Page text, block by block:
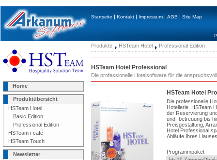
Startseite|Kontakt|Impressum|AGB|Site Map
Home
Produktübersicht
HSTeam Hotel
Basic Edition
Professional Edition
HSTeam i-café
HSTeam Touch
Newsletter
Produkte HSTeam Hotel Professional Edition
HSTeam Hotel Professional
Die professionelle Hotelsoftware für die
HSTeam Hotel
Die professionelle
Hotellerie. HSTeam
der Reservierung
und -betreuung bis
Preisgestaltung,
Hotel Professional
Abläufe Ihres
Programmpaket